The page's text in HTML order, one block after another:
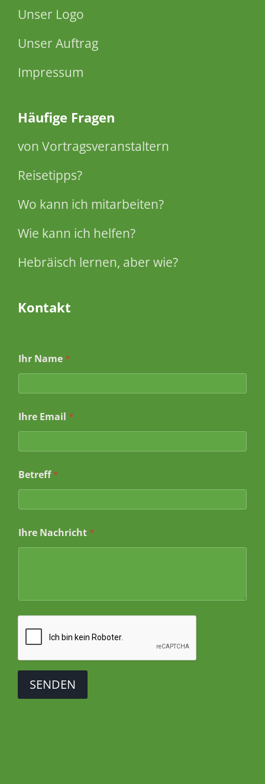
Unser Logo
Unser Auftrag
Impressum
Häufige Fragen
von Vortragsveranstaltern
Reisetipps?
Wo kann ich mitarbeiten?
Wie kann ich helfen?
Hebräisch lernen, aber wie?
Kontakt
Ihr Name *
Ihre Email *
Betreff*
I
h
Ihre Nachricht *
SENDEN